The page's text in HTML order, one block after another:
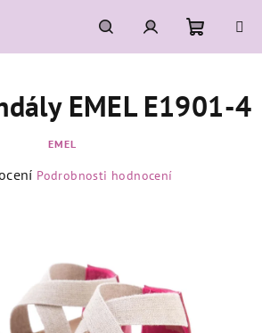
HledatPřihlášeníNákupní
košík
EMEL E1901-4
EMEL
Podrobnosti hodnocení